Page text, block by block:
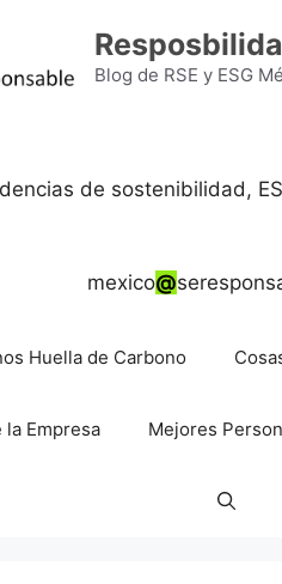
Blog de RSE y ESG
de sostenibilidad,
mexico@
Huella de Carbono
la Empresa Mejores